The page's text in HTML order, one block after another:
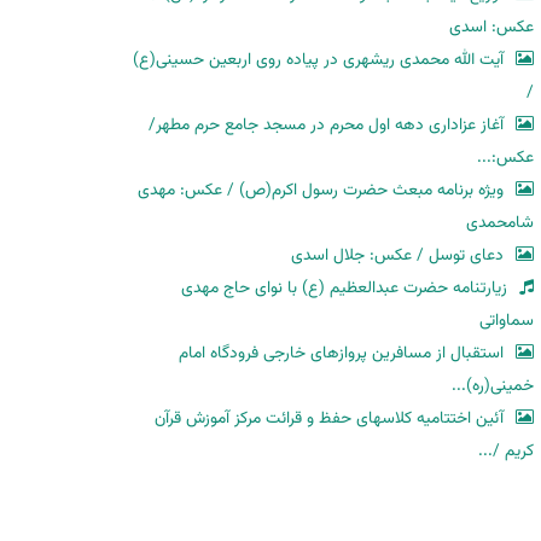
عکس: اسدی
آیت الله محمدی ریشهری در پیاده روی اربعین حسینی(ع)
/
آغاز عزاداری دهه اول محرم در مسجد جامع حرم مطهر/
عکس:...
ویژه برنامه مبعث حضرت رسول اکرم(ص) / عکس: مهدی
شامحمدی
دعای توسل / عکس: جلال اسدی
زیارتنامه حضرت عبدالعظیم (ع) با نوای حاج مهدی
سماواتی
استقبال از مسافرین پروازهای خارجی فرودگاه امام
خمینی(ره)...
آئین اختتامیه کلاسهای حفظ و قرائت مرکز آموزش قرآن
کریم /...